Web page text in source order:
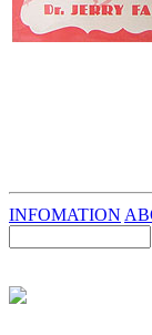
INFOMATION